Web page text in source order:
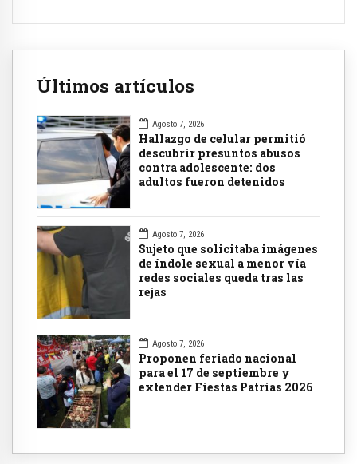
Últimos artículos
Agosto 7, 2026
Hallazgo de celular permitió
descubrir presuntos abusos
contra adolescente: dos
adultos fueron detenidos
Agosto 7, 2026
Sujeto que solicitaba imágenes
de índole sexual a menor vía
redes sociales queda tras las
rejas
Agosto 7, 2026
Proponen feriado nacional
para el 17 de septiembre y
extender Fiestas Patrias 2026